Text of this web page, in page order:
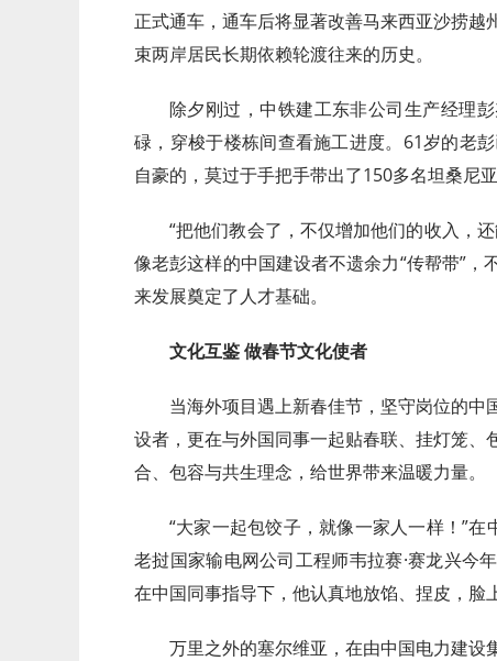
正式通车，通车后将显著改善马来西亚沙捞
束两岸居民长期依赖轮渡往来的历史。
除夕刚过，中铁建工东非公司生产经理
碌，穿梭于楼栋间查看施工进度。61岁的老
自豪的，莫过于手把手带出了150多名坦桑尼亚
“把他们教会了，不仅增加他们的收入，
像老彭这样的中国建设者不遗余力“传帮带”
来发展奠定了人才基础。
文化互鉴 做春节文化使者
当海外项目遇上新春佳节，坚守岗位的
设者，更在与外国同事一起贴春联、挂灯笼
合、包容与共生理念，给世界带来温暖力量。
“大家一起包饺子，就像一家人一样！”
老挝国家输电网公司工程师韦拉赛·赛龙兴今
在中国同事指导下，他认真地放馅、捏皮，脸
万里之外的塞尔维亚，在由中国电力建